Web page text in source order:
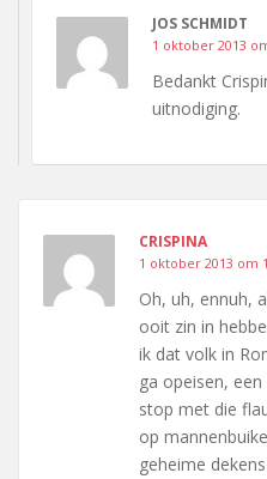
JOS SCHMIDT
1 oktober 2013
Bedankt
uitnodiging.
CRISPINA
1 oktober 2013 om
Oh, uh, ennuh,
ooit zin in
ik dat volk in
ga opeisen,
stop met die
op
geheime